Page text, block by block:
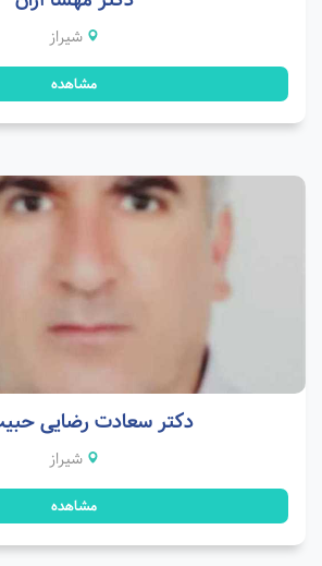
شیراز
مشاهده
دکتر سعادت رضایی
شیراز
مشاهده